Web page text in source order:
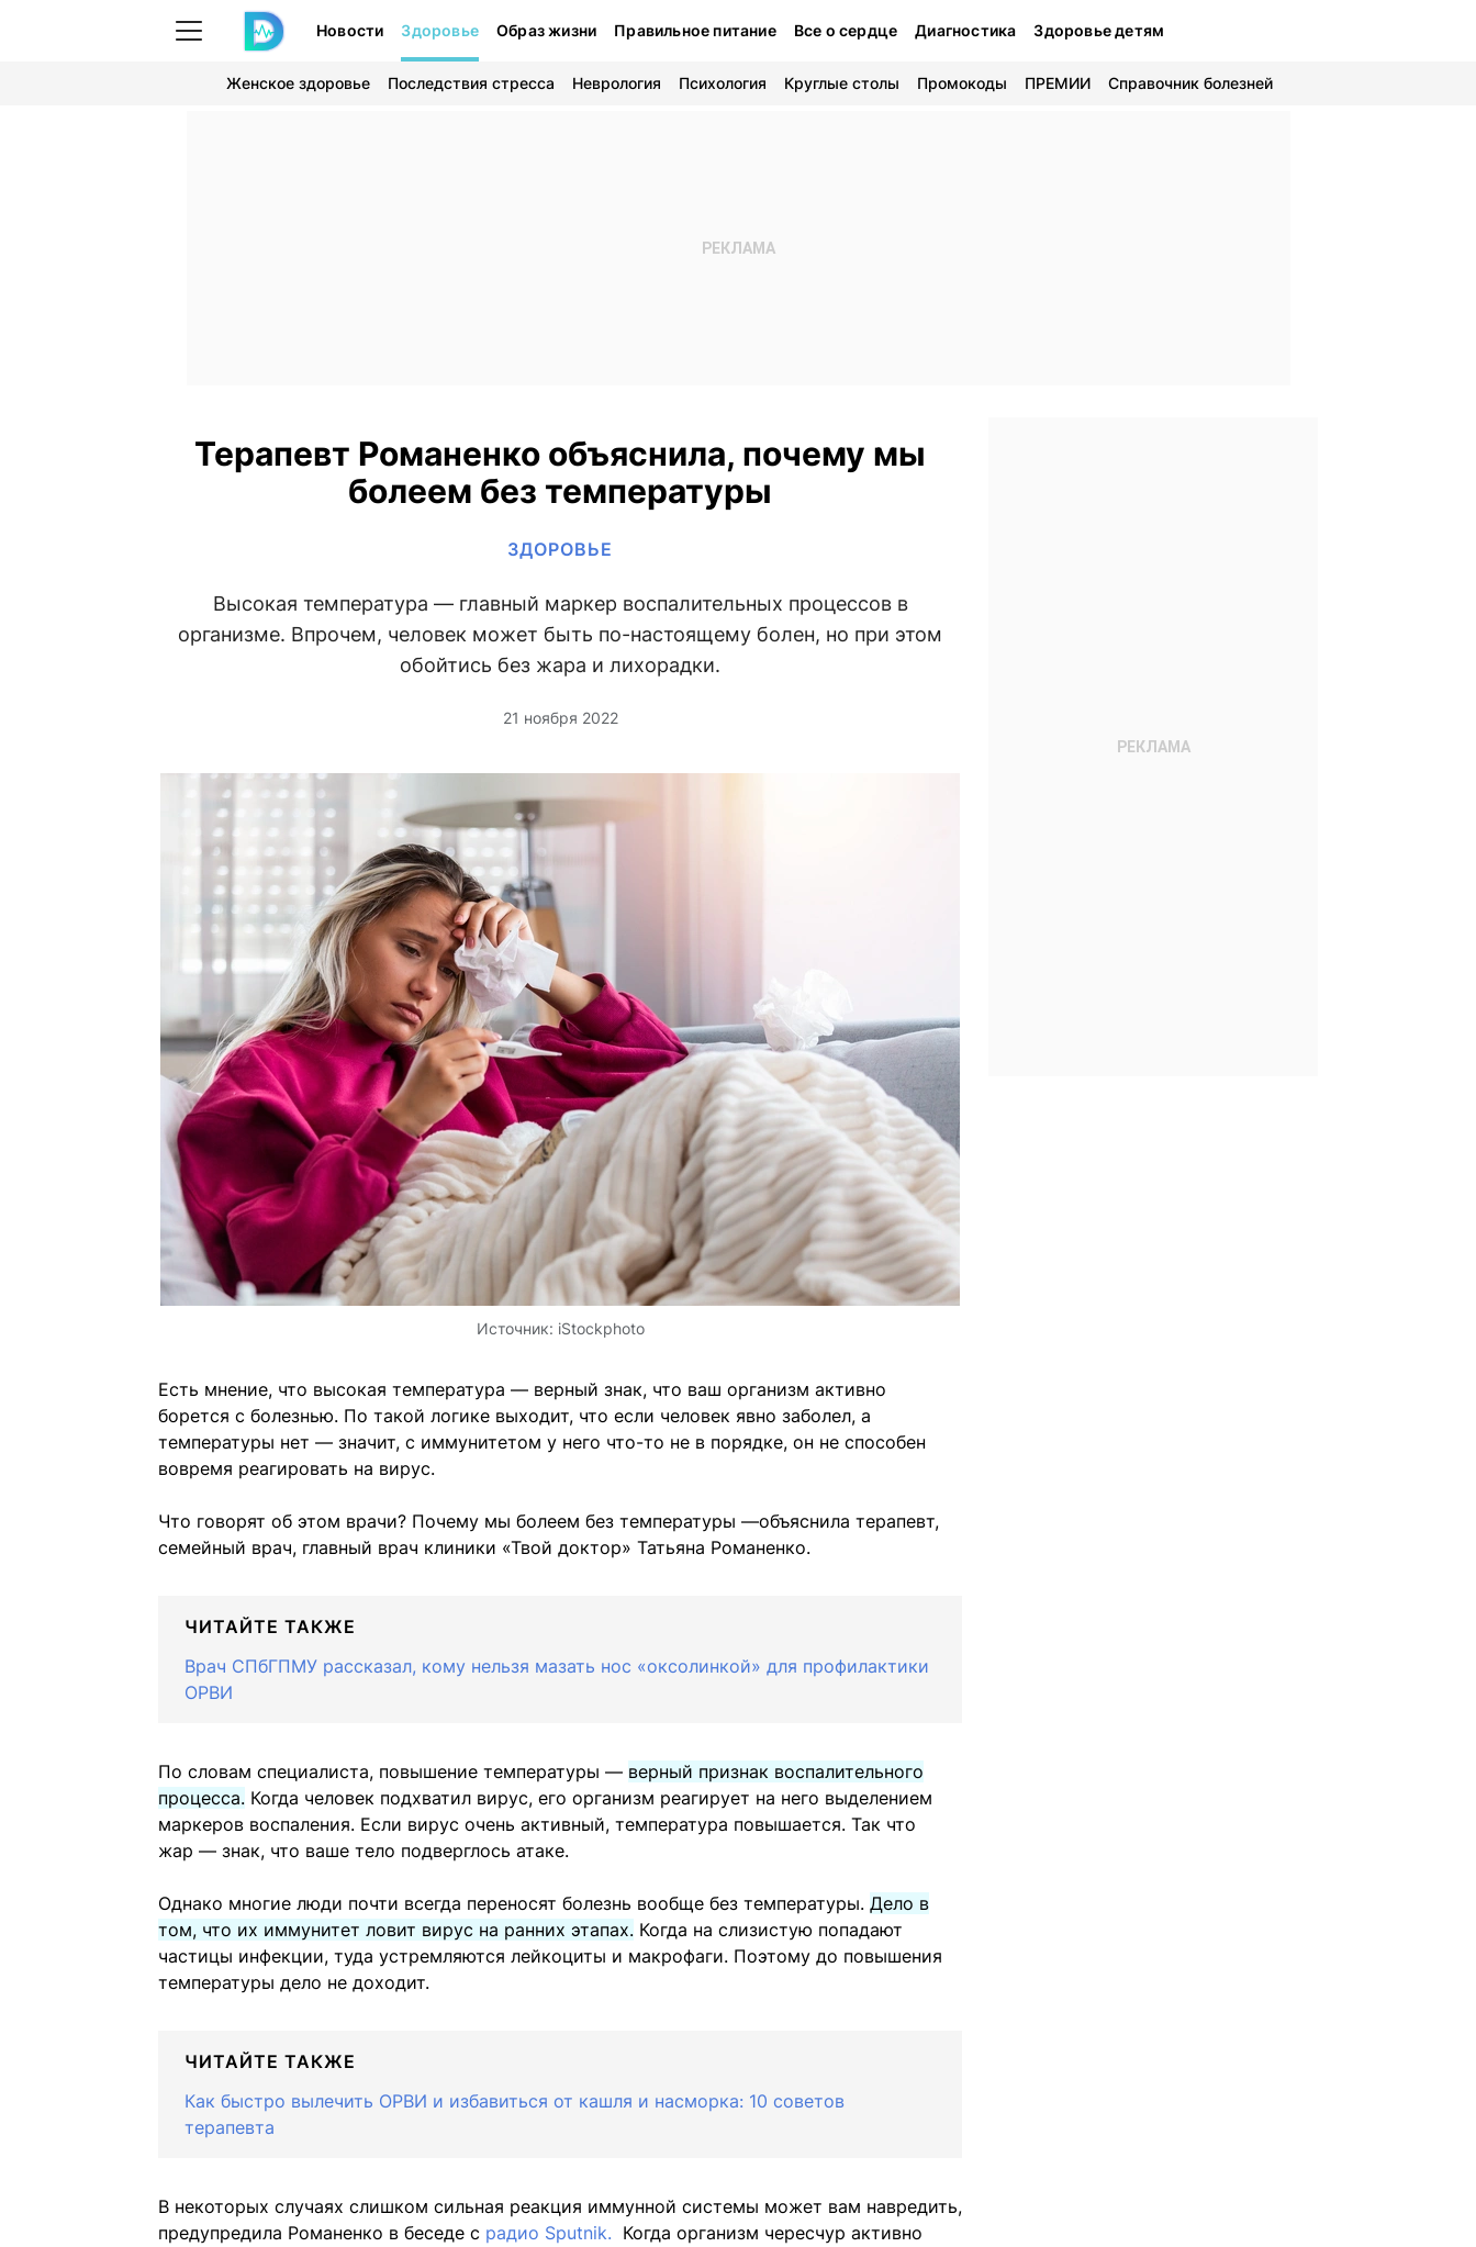
Новости Здоровье Образ жизни Правильное питание Все о сердце Диагностика Здоровье детям
Женское здоровье Последствия стресса Неврология Психология Круглые столы Промокоды ПРЕМИИ Справочник болезней
Терапевт Романенко объяснила, почему мы
болеем без температуры
ЗДОРОВЬЕ
Высокая температура — главный маркер воспалительных процессов в
организме. Впрочем, человек может быть по-настоящему болен, но при этом
обойтись без жара и лихорадки.
21 ноября 2022
Источник: iStockphoto
Есть мнение, что высокая температура — верный знак, что ваш организм активно
борется с болезнью. По такой логике выходит, что если человек явно заболел, а
температуры нет — значит, с иммунитетом у него что-то не в порядке, он не способен
вовремя реагировать на вирус.
Что говорят об этом врачи? Почему мы болеем без температуры —объяснила терапевт,
семейный врач, главный врач клиники «Твой доктор» Татьяна Романенко.
ЧИТАЙТЕ ТАКЖЕ
Врач СПбГПМУ рассказал, кому нельзя мазать нос «оксолинкой» для профилактики
ОРВИ
По словам специалиста, повышение температуры — верный признак воспалительного
процесса. Когда человек подхватил вирус, его организм реагирует на него выделением
маркеров воспаления. Если вирус очень активный, температура повышается. Так что
жар — знак, что ваше тело подверглось атаке.
Однако многие люди почти всегда переносят болезнь вообще без температуры. Дело в
том, что их иммунитет ловит вирус на ранних этапах. Когда на слизистую попадают
частицы инфекции, туда устремляются лейкоциты и макрофаги. Поэтому до повышения
температуры дело не доходит.
ЧИТАЙТЕ ТАКЖЕ
Как быстро вылечить ОРВИ и избавиться от кашля и насморка: 10 советов
терапевта
В некоторых случаях слишком сильная реакция иммунной системы может вам навредить,
предупредила Романенко в беседе с радио Sputnik. Когда организм чересчур активно